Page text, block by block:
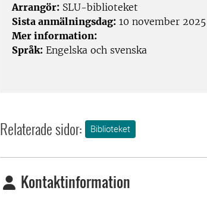
Arrangör: SLU-biblioteket
Sista anmälningsdag: 10 november 2025
Mer information:
Språk: Engelska och svenska
Relaterade sidor: Biblioteket
Kontaktinformation